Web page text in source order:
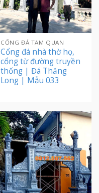
CỔNG ĐÁ TAM QUAN
Cổng đá nhà thờ họ,
cổng từ đường truyền
thống | Đá Thăng
Long | Mẫu 033